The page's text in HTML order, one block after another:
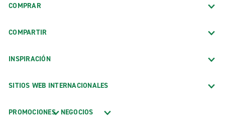
COMPRAR
COMPARTIR
INSPIRACIÓN
SITIOS WEB INTERNACIONALES
PROMOCIONES NEGOCIOS